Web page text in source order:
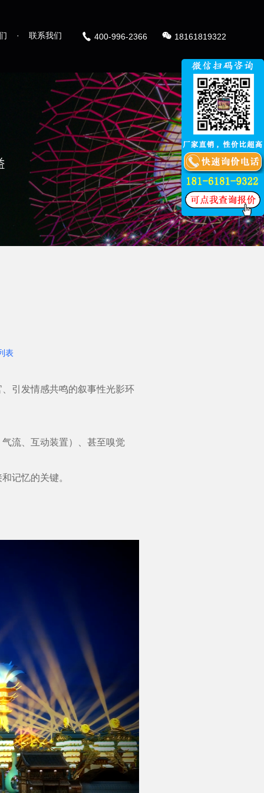
· 联系我们 400-996-2366 18161819322
表
引发情感共鸣的叙事性光影环
流、互动装置）、甚至嗅觉
记忆的关键。